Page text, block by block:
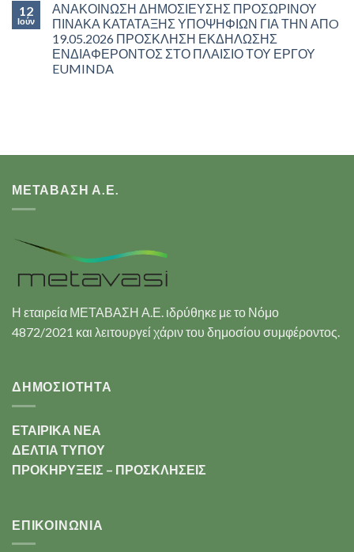
12
Ιούν
ΑΝΑΚΟΙΝΩΣΗ ΔΗΜΟΣΙΕΥΣΗΣ ΠΡΟΣΩΡΙΝΟΥ
ΠΙΝΑΚΑ ΚΑΤΑΤΑΞΗΣ ΥΠΟΨΗΦΙΩΝ ΓΙΑ ΤΗΝ ΑΠO
19.05.2026 ΠΡΟΣΚΛΗΣΗ ΕΚΔΗΛΩΣΗΣ
ΕΝΔΙΑΦΕΡΟΝΤΟΣ ΣΤΟ ΠΛΑΙΣΙΟ ΤΟΥ ΕΡΓΟΥ
EUMINDA
ΜΕΤΑΒΑΣΗ Α.Ε.
Η εταιρεία ΜΕΤΑΒΑΣΗ Α.Ε. ιδρύθηκε με το Νόμο
4872/2021 και λειτουργεί χάριν του δημοσίου συμφέροντος.
ΔΗΜΟΣΙΟΤΗΤΑ
ΕΤΑΙΡΙΚΑ ΝΕΑ
ΔΕΛΤΙΑ ΤΥΠΟΥ
ΠΡΟΚΗΡΥΞΕΙΣ – ΠΡΟΣΚΛΗΣΕΙΣ
ΕΠΙΚΟΙΝΩΝΊΑ